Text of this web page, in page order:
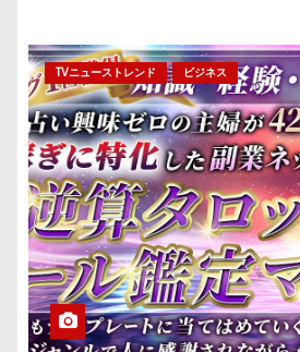
TVニューストレンド ビジネス